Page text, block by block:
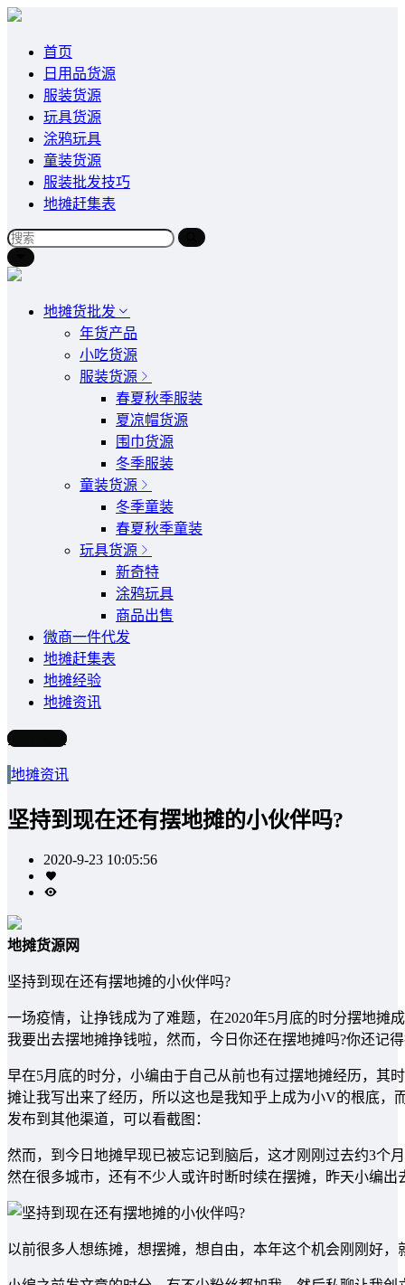
首页
日用品货源
服装货源
玩具货源
涂鸦玩具
童装货源
服装批发技巧
地摊赶集表
地摊货批发
年货产品
小吃货源
服装货源
春夏秋季服装
夏凉帽货源
围巾货源
冬季服装
童装货源
冬季童装
春夏秋季童装
玩具货源
新奇特
涂鸦玩具
商品出售
微商一件代发
地摊赶集表
地摊经验
地摊资讯
写文章
地摊资讯
坚持到现在还有摆地摊的小伙伴吗?
2020-9-23 10:05:56
地摊货源网
坚持到现在还有摆地摊的小伙伴吗?
一场疫情，让挣钱成为了难题，在2020年5月底的时分摆地摊
我要出去摆地摊挣钱啦，然而，今日你还在摆地摊吗?你还记
早在5月底的时分，小编由于自己从前也有过摆地摊经历，其
摊让我写出来了经历，所以这也是我知乎上成为小V的根底
发布到其他渠道，可以看截图：
然而，到今日地摊早现已被忘记到脑后，这才刚刚过去约3个
然在很多城市，还有不少人或许时断时续在摆摊，昨天小编
以前很多人想练摊，想摆摊，想自由，本年这个机会刚刚好